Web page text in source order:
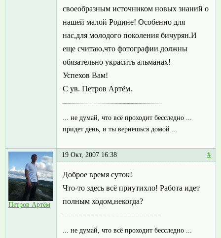
своеобразным источником новых знаний о
нашей малой Родине! Особенно для
нас,для молодого поколения бичурян.И
еще считаю,что фотографии должны
обязательно украсить альманах!
Успехов Вам!
С ув. Петров Артём.
... не думай, что всё проходит бесследно ...
придет день, и ты вернешься домой ...
Петров Артём
19 Окт, 2007 16:38 #
Доброе время суток!
Что-то здесь всё приутихло! Работа идет
полным ходом,некогда?
... не думай, что всё проходит бесследно ...